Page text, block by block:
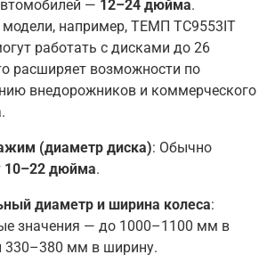
— 12–24 дюйма.
например, ТЕМП TC9553IT
работать с дисками до 26
расширяет возможности по
внедорожников и коммерческого
.
(диаметр диска): Обычно
10–22 дюйма.
диаметр и ширина колеса:
значения — до 1000–1100 мм в
330–380 мм в ширину.